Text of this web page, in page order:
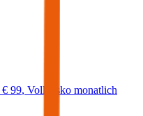
€ 99, Vollkasko monatlich